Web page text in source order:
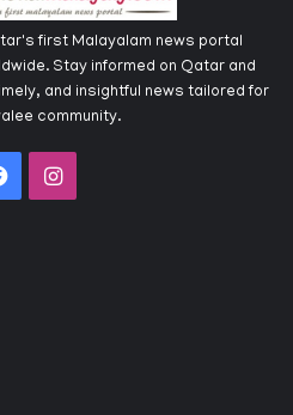
first Malayalam news portal
Stay informed on Qatar and
and insightful news tailored for
community.
FacebookInstagram